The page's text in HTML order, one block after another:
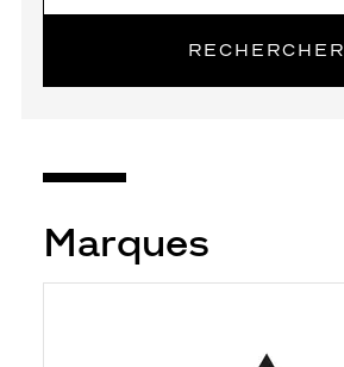
RECHERCHER
Marques